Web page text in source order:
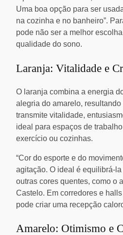
Uma boa opção para ser
na cozinha e no banheiro”.
pode não ser a melhor
qualidade do sono.
Laranja: Vitalidade e
O laranja combina a energia
alegria do amarelo,
transmite vitalidade,
ideal para espaços de
exercício ou cozinhas.
“Cor do esporte e do
agitação. O ideal é equilibrá-
outras cores quentes, como o
Castelo. Em corredores e
pode criar uma recepção
Amarelo: Otimismo e